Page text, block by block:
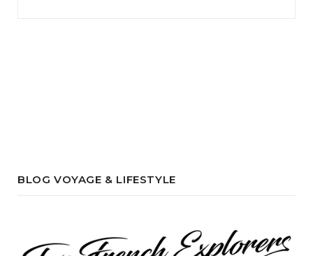
BLOG VOYAGE & LIFESTYLE